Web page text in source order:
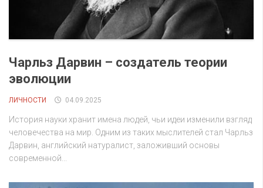
Чарльз Дарвин – создатель теории
эволюции
ЛИЧНОСТИ 04.09.2025
История науки хранит имена людей, чьи идеи изменили взгляд
человечества на мир. Одним из таких мыслителей стал Чарльз
Дарвин, английский натуралист, заложивший основы
современной...